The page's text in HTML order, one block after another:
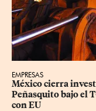
EMPRESAS
México cierra
Peñasquito bajo el
con EU